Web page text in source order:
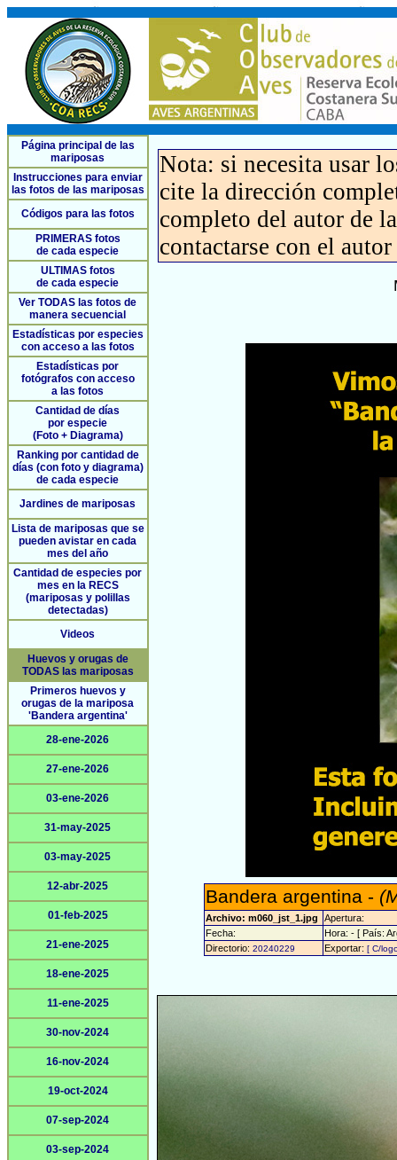
Página principal de las
mariposas
Instrucciones para enviar
las fotos de las mariposas
Códigos para las fotos
PRIMERAS fotos
de cada especie
ULTIMAS fotos
de cada especie
Ver TODAS las fotos de
manera secuencial
Estadísticas por especies
con acceso a las fotos
Estadísticas por
fotógrafos con acceso
a las fotos
Cantidad de días
por especie
(Foto + Diagrama)
Ranking por cantidad de
días (con foto y diagrama)
de cada especie
Jardines de mariposas
Lista de mariposas que se
pueden avistar en cada
mes del año
Cantidad de especies por
mes en la RECS
(mariposas y polillas
detectadas)
Videos
Huevos y orugas de
TODAS las mariposas
Primeros huevos y
orugas de la mariposa
'Bandera argentina'
28-ene-2026
27-ene-2026
03-ene-2026
31-may-2025
03-may-2025
12-abr-2025
01-feb-2025
21-ene-2025
18-ene-2025
11-ene-2025
30-nov-2024
16-nov-2024
19-oct-2024
07-sep-2024
03-sep-2024
Nota: si necesita usar
cite la dirección
completo del autor de
contactarse con el
Bandera argentina -
Archivo: m060_jst_1.jpg
Apertura:
Fecha:
Hora: - [ País:
Directorio:20240229 Exportar:[ C/